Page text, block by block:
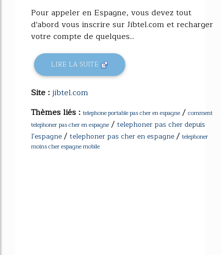
Pour appeler en Espagne, vous devez tout
d'abord vous inscrire sur Jibtel.com et recharger
votre compte de quelques...
LIRE LA SUITE
Site :jibtel.com
Thèmes liés : telephone portable pas cher en espagne / comment
telephoner pas cher en espagne / telephoner pas cher depuis
l'espagne/ telephoner pas cher en espagne/ telephoner
moins cher espagne mobile